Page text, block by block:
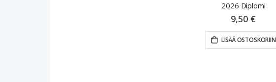
2026 Diplomi
9,50 €
LISÄÄ OSTOSKORIIN